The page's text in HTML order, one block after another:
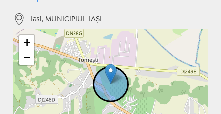
Iasi, MUNICIPIUL IAŞI
+
−